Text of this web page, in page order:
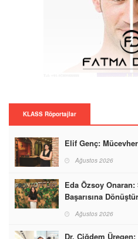
KLASS Röportajlar
Elif Genç: Mücevher
Ağustos 2026
Eda Özsoy
Başarısına
Ağustos 2026
Dr. Çiğdem